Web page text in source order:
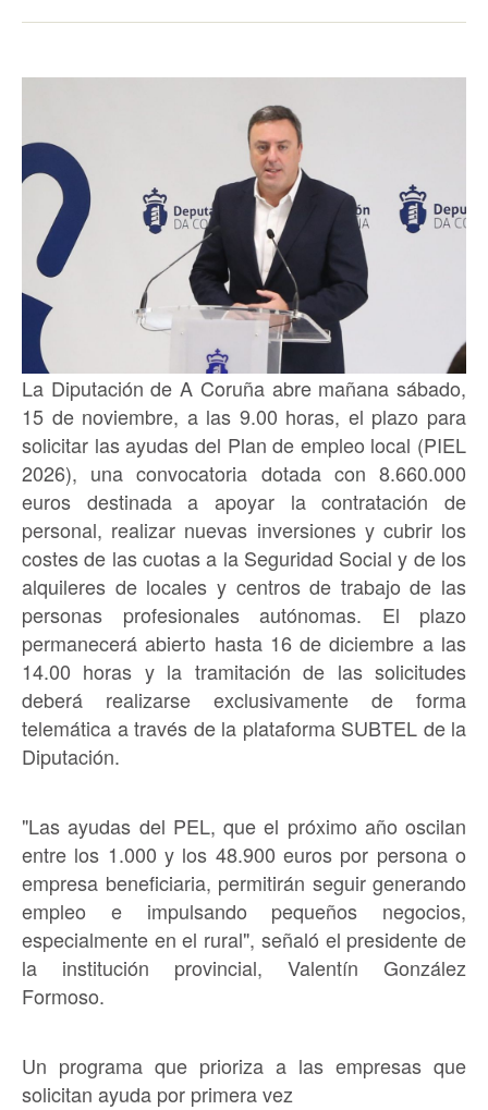
La Diputación de A Coruña abre mañana sábado,
15 de noviembre, a las 9.00 horas, el plazo para
solicitar las ayudas del Plan de empleo local (PIEL
2026), una convocatoria dotada con 8.660.000
euros destinada a apoyar la contratación de
personal, realizar nuevas inversiones y cubrir los
costes de las cuotas a la Seguridad Social y de los
alquileres de locales y centros de trabajo de las
personas profesionales autónomas. El plazo
permanecerá abierto hasta 16 de diciembre a las
14.00 horas y la tramitación de las solicitudes
deberá realizarse exclusivamente de forma
telemática a través de la plataforma SUBTEL de la
Diputación.
"Las ayudas del PEL, que el próximo año oscilan
entre los 1.000 y los 48.900 euros por persona o
empresa beneficiaria, permitirán seguir generando
empleo e impulsando pequeños negocios,
especialmente en el rural", señaló el presidente de
la institución provincial, Valentín González
Formoso.
Un programa que prioriza a las empresas que
solicitan ayuda por primera vez